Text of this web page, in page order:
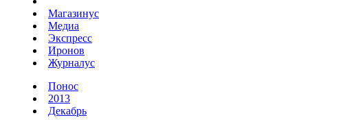
Магазинус
Медиа
Экспресс
Иронов
Журналус
Понос
2013
Декабрь